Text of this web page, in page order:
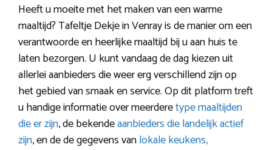
Heeft u moeite met het maken van een warme
maaltijd? Tafeltje Dekje in Venray is de manier om een
verantwoorde en heerlijke maaltijd bij u aan huis te
laten bezorgen. U kunt vandaag de dag kiezen uit
allerlei aanbieders die weer erg verschillend zijn op
het gebied van smaak en service. Op dit platform treft
u handige informatie over meerderetype maaltijden
die er zijn, de bekendeaanbieders die landelijk actief
zijn, en de de gegevens vanlokale keukens,